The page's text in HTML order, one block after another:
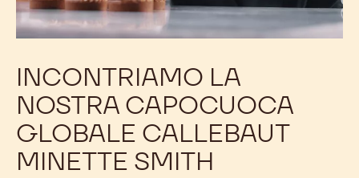
INCONTRIAMO LA
NOSTRA CAPOCUOCA
GLOBALE CALLEBAUT
MINETTE SMITH